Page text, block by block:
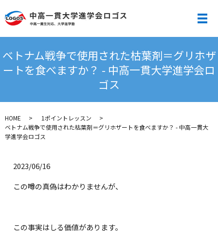
メ
ベトナム戦争で使用された枯葉剤＝グリホザ
ートを食べますか？ - 中高一貫大学進学会ロ
ゴス
HOME
1ポイントレッスン
ベトナム戦争で使用された枯葉剤＝グリホザートを食べますか？ - 中高一貫大
学進学会ロゴス
2023/06/16
この噂の真偽はわかりませんが、
この事実はしる価値があります。